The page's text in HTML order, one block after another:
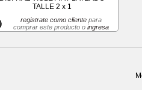
TALLE 2 x 1
registrate como clientepara
comprar este producto o ingresa